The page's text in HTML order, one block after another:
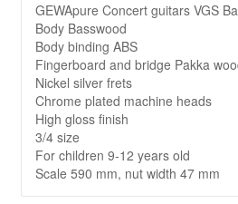
GEWApure Concert guitars VGS
Body Basswood
Body binding ABS
Fingerboard and bridge Pakka
Nickel silver frets
Chrome plated machine heads
High gloss finish
3/4 size
For children 9-12 years old
Scale 590 mm, nut width 47 mm